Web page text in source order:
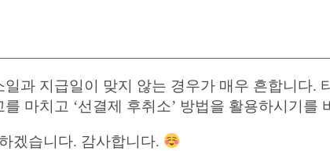
과 지급일이 맞지 않는 경우가 매우 흔합니다.
마치고 ‘선결제 후취소’ 방법을 활용하시기를
겠습니다. 감사합니다.